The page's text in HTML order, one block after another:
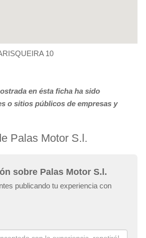
10
en ésta ficha ha sido
o sitios públicos de empresas y
Palas Motor S.l.
sobre Palas Motor S.l.
publicando tu experiencia con